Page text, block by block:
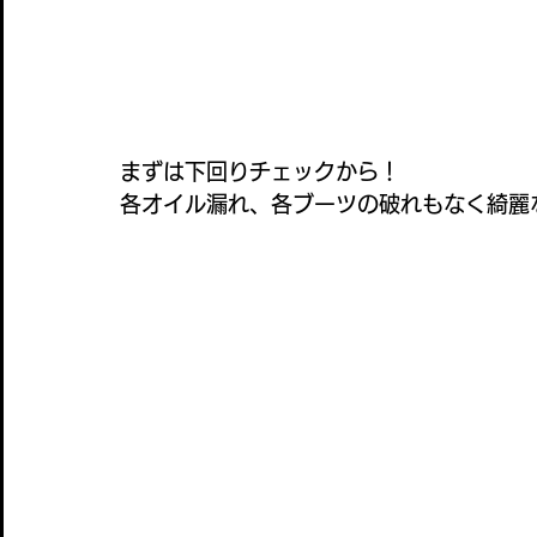
まずは下回りチェックから！
各オイル漏れ、各ブーツの破れもなく綺麗